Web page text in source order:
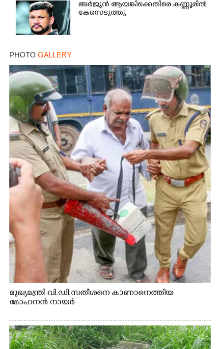
അർജുൻ ആയങ്കിക്കെതിരെ കണ്ണൂരിൽ
കേസെടുത്തു
PHOTO GALLERY
മുഖ്യമന്ത്രി വി.ഡി.സതീശനെ കാണാനെത്തിയ
മോഹനൻ നായർ